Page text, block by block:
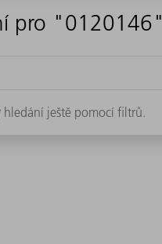
pro "0120146"
hledání ještě pomocí filtrů.